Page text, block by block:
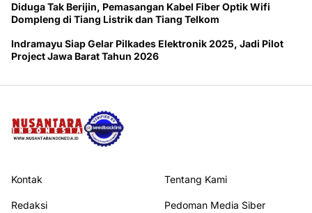
Diduga Tak Berijin, Pemasangan Kabel Fiber Optik Wifi
Dompleng di Tiang Listrik dan Tiang Telkom
Indramayu Siap Gelar Pilkades Elektronik 2025, Jadi Pilot
Project Jawa Barat Tahun 2026
Kontak Tentang Kami
Redaksi Pedoman Media Siber